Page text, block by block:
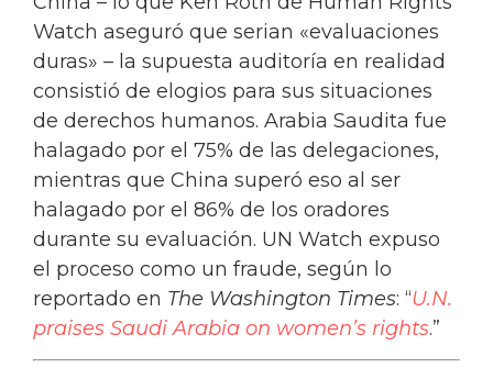
Watch aseguró que serian «evaluaciones
duras» – la supuesta auditoría en realidad
consistió de elogios para sus situaciones
de derechos humanos. Arabia Saudita fue
halagado por el 75% de las delegaciones,
mientras que China superó eso al ser
halagado por el 86% de los oradores
durante su evaluación. UN Watch expuso
el proceso como un fraude, según lo
reportado en The Washington Times: “U.N.
praises Saudi Arabia on women’s rights.”